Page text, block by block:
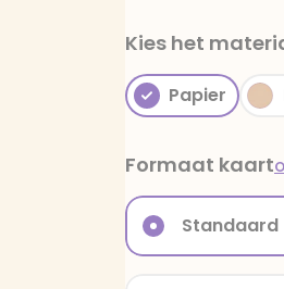
Kies het
Papier
Formaat kaart
Standaard